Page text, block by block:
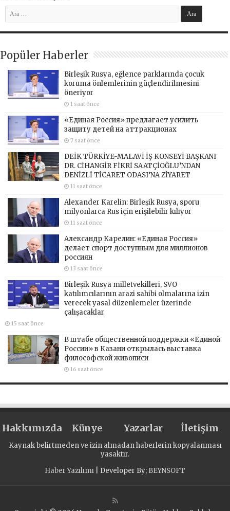
Popüler Haberler
Birleşik Rusya, eğlence parklarında çocuk
koruma önlemlerinin güçlendirilmesini
öneriyor
1 saat önce
«Единая Россия» предлагает усилить
защиту детей на аттракционах
7 saat önce
DEİK TÜRKİYE-MALAVİ İŞ KONSEYİ BAŞKANI
DR. CİHANGİR FİKRİ SAATÇİOĞLU’NDAN
DENİZLİ TİCARET ODASI’NA ZİYARET
11 saat önce
Alexander Karelin: Birleşik Rusya, sporu
milyonlarca Rus için erişilebilir kılıyor
11 saat önce
Александр Карелин: «Единая Россия»
делает спорт доступным для миллионов
россиян
13 saat önce
Birleşik Rusya milletvekilleri, SVO
katılımcılarının arazi sahibi olmalarına izin
verecek yasal düzenlemeler üzerinde
çalışacaklar
15 saat önce
В штабе общественной поддержки «Единой
России» в Казани открылась выставка
философской живописи
16 saat önce
Hakkımızda Künye Yazarlar İletişim
Kaynak belirtmeden ve izin almadan haberlerin kopyalanması
yasaktır.
Haber Yazılımı | Developer By; BEYNSOFT